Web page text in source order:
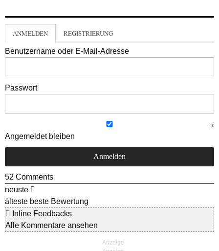
ANMELDEN REGISTRIERUNG
Benutzername oder E-Mail-Adresse
Passwort
Angemeldet bleiben
52 Comments
neuste
älteste beste Bewertung
Inline Feedbacks
Alle Kommentare ansehen